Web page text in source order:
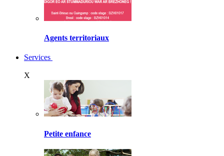
Agents territoriaux
Services
X
Petite enfance